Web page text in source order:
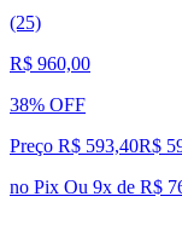
(25)
R$ 960,00
38% OFF
Preço R$ 593,40R$
no Pix Ou 9x de R$